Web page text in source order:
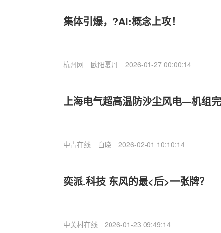
集体引爆，?AI:概念上攻！
杭州网 欧阳夏丹 2026-01-27 00:00:14
上海电气超高温防沙尘风电—机组
中青在线 白晓 2026-02-01 10:10:14
奕派.科技 东风的最<后>一张牌？
中关村在线 2026-01-23 09:49:14